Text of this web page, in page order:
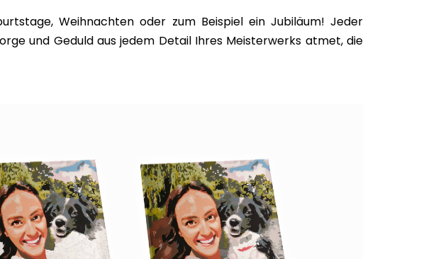
Weihnachten oder zum Beispiel ein Jubiläum! Jeder
und Geduld aus jedem Detail Ihres Meisterwerks atmet, die